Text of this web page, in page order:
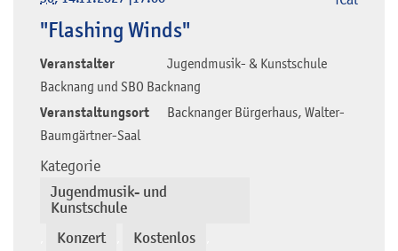
"Flashing Winds"
Veranstalter
Jugendmusik- & Kunstschule
Backnang und SBO Backnang
Veranstaltungsort
Backnanger Bürgerhaus, Walter-
Baumgärtner-Saal
Kategorie
Jugendmusik- und
Kunstschule
Konzert Kostenlos